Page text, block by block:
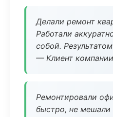
Делали ремонт
Работали
собой.
— Клиент компании
Ремонтировали
быстро, не мешали